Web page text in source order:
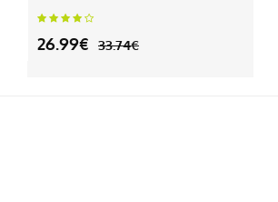
26.99€ 33.74€